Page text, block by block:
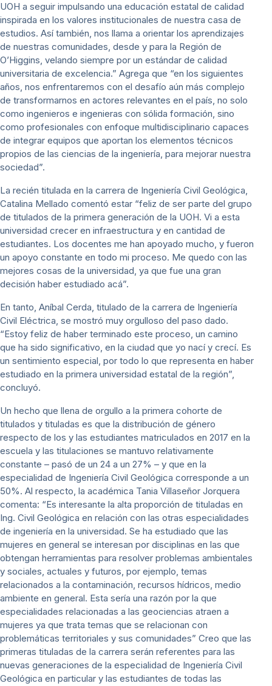
UOH a seguir impulsando una educación estatal de calidad
inspirada en los valores institucionales de nuestra casa de
estudios. Así también, nos llama a orientar los aprendizajes
de nuestras comunidades, desde y para la Región de
O’Higgins, velando siempre por un estándar de calidad
universitaria de excelencia.” Agrega que “en los siguientes
años, nos enfrentaremos con el desafío aún más complejo
de transformarnos en actores relevantes en el país, no solo
como ingenieros e ingenieras con sólida formación, sino
como profesionales con enfoque multidisciplinario capaces
de integrar equipos que aportan los elementos técnicos
propios de las ciencias de la ingeniería, para mejorar nuestra
sociedad”.
La recién titulada en la carrera de Ingeniería Civil Geológica,
Catalina Mellado comentó estar “feliz de ser parte del grupo
de titulados de la primera generación de la UOH. Vi a esta
universidad crecer en infraestructura y en cantidad de
estudiantes. Los docentes me han apoyado mucho, y fueron
un apoyo constante en todo mi proceso. Me quedo con las
mejores cosas de la universidad, ya que fue una gran
decisión haber estudiado acá”.
En tanto, Aníbal Cerda, titulado de la carrera de Ingeniería
Civil Eléctrica, se mostró muy orgulloso del paso dado.
“Estoy feliz de haber terminado este proceso, un camino
que ha sido significativo, en la ciudad que yo nací y crecí. Es
un sentimiento especial, por todo lo que representa en haber
estudiado en la primera universidad estatal de la región”,
concluyó.
Un hecho que llena de orgullo a la primera cohorte de
titulados y tituladas es que la distribución de género
respecto de los y las estudiantes matriculados en 2017 en la
escuela y las titulaciones se mantuvo relativamente
constante – pasó de un 24 a un 27% – y que en la
especialidad de Ingeniería Civil Geológica corresponde a un
50%. Al respecto, la académica Tania Villaseñor Jorquera
comenta: “Es interesante la alta proporción de tituladas en
Ing. Civil Geológica en relación con las otras especialidades
de ingeniería en la universidad. Se ha estudiado que las
mujeres en general se interesan por disciplinas en las que
obtengan herramientas para resolver problemas ambientales
y sociales, actuales y futuros, por ejemplo, temas
relacionados a la contaminación, recursos hídricos, medio
ambiente en general. Esta sería una razón por la que
especialidades relacionadas a las geociencias atraen a
mujeres ya que trata temas que se relacionan con
problemáticas territoriales y sus comunidades” Creo que las
primeras tituladas de la carrera serán referentes para las
nuevas generaciones de la especialidad de Ingeniería Civil
Geológica en particular y las estudiantes de todas las